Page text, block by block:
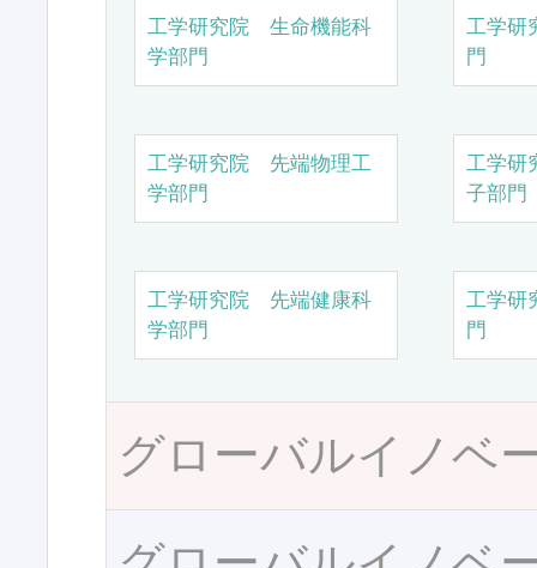
工学研究院 生命機能科
学部門
工学研
門
工学研究院 先端物理工
学部門
工学研
子部門
工学研究院 先端健康科
学部門
工学研
門
グローバルイノベ